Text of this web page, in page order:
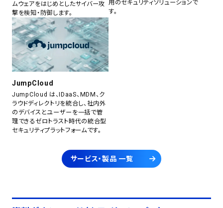
ムウェアをはじめとしたサイバー攻
撃を検知・防御します。
用のセキュリティソリューションで
す。
JumpCloud
JumpCloud は、IDaaS、MDM、ク
ラウドディレクトリを統合し、社内外
のデバイスとユーザーを一括で管
理できるゼロトラスト時代の統合型
セキュリティプラットフォームです。
サービス・製品 一覧